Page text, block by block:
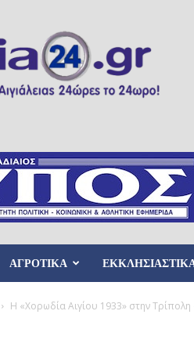
ΑΓΡΟΤΙΚΑ
Η «Χορωδία Αιγίου 1933» στην Τρίπολη